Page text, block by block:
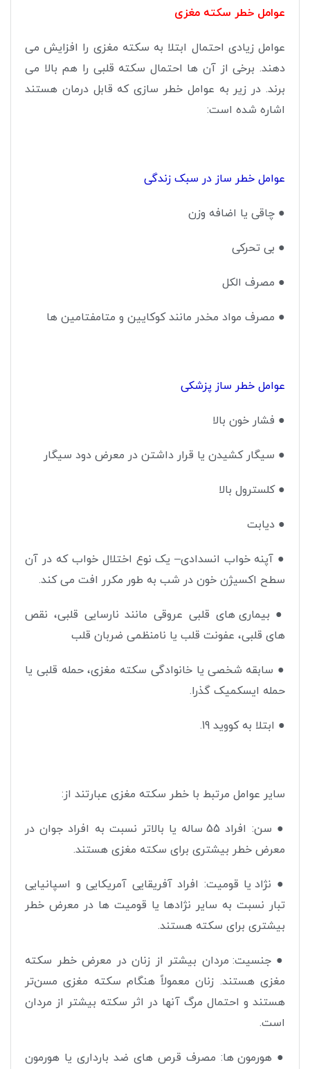
عوامل خطر سکته مغزی
عوامل زیادی احتمال ابتلا به سکته مغزی را افزایش می
دهند. برخی از آن ها احتمال سکته قلبی را هم بالا می
برند. در زیر به عوامل خطر سازی که قابل درمان هستند
اشاره شده است:
عوامل خطر ساز در سبک زندگی
● چاقی یا اضافه وزن
● بی تحرکی
● مصرف الکل
● مصرف مواد مخدر مانند کوکایین و متامفتامین ها
عوامل خطر ساز پزشکی
● فشار خون بالا
● سیگار کشیدن یا قرار داشتن در معرض دود سیگار
●کلسترول بالا
● دیابت
● آپنه خواب انسدادی– یک نوع اختلال خواب که در آن
سطح اکسیژن خون در شب به طور مکرر افت می کند.
● بیماری های قلبی عروقی مانند نارسایی قلبی، نقص
های قلبی، عفونت قلب یا نامنظمی ضربان قلب
● سابقه شخصی یا خانوادگی سکته مغزی، حمله قلبی یا
حمله ایسکمیک گذرا.
● ابتلا به کووید 19 .
سایر عوامل مرتبط با خطر سکته مغزی عبارتند از:
●
سن: افراد 55 ساله یا بالاتر نسبت به افراد جوان در
معرض خطر بیشتری برای سکته مغزی هستند.
● نژاد یا قومیت: افراد آفریقایی آمریکایی و اسپانیایی
تبار نسبت به سایر نژادها یا قومیت ها در معرض خطر
بیشتری برای سکته هستند.
●جنسیت: مردان بیشتر از زنان در معرض خطر سکته
مغزی هستند. زنان معمولاً هنگام سکته مغزی مسن‌تر
هستند و احتمال مرگ آنها در اثر سکته بیشتر از مردان
است.
● هورمون ها: مصرف قرص های ضد بارداری یا هورمون